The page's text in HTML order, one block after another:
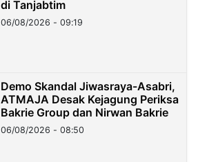
di Tanjabtim
06/08/2026 - 09:19
Demo Skandal Jiwasraya-Asabri,
ATMAJA Desak Kejagung Periksa
Bakrie Group dan Nirwan Bakrie
06/08/2026 - 08:50